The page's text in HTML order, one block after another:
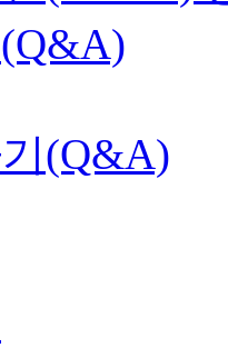
(Q&A)